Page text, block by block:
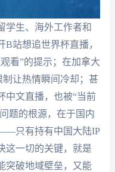
学生、海外工作者和
站想追世界杯直播，
看”的提示；在加拿大
让热情瞬间冷却；甚
中文直播，也被“当前
题的根源，在于国内
只有持有中国大陆IP
这一切的关键，就是
突破地域壁垒，又能